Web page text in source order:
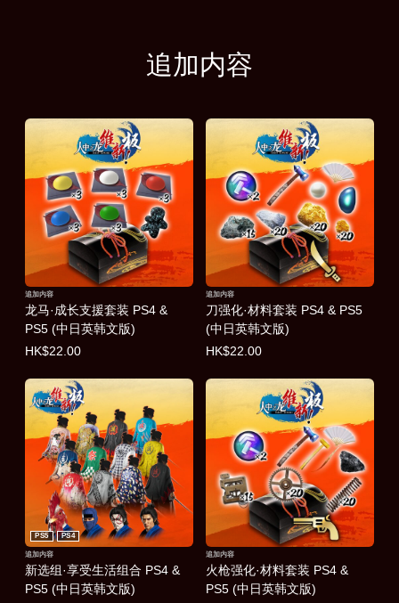
追加内容
龙马·成长支援套装 PS4 &
PS5 (中日英韩文版)
追加内容
HK$22.00
刀强化·材料套装 PS4 & PS5
(中日英韩文版)
追加内容
HK$22.00
新选组·享受生活组合 PS4 &
PS5 (中日英韩文版)
PS5 PS4
追加内容
火枪强化·材料套装 PS4 &
PS5 (中日英韩文版)
追加内容